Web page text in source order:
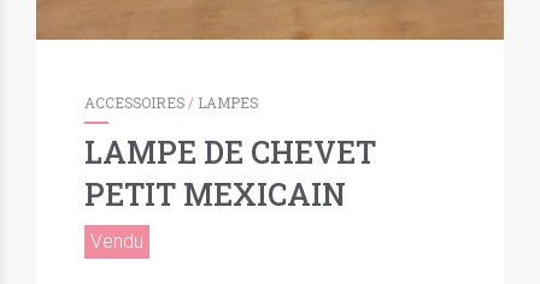
ACCESSOIRES / LAMPES
LAMPE DE CHEVET
PETIT MEXICAIN
Vendu